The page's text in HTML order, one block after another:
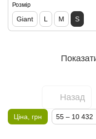
Розмір
Giant L M S
Назад
Ціна, грн 55 – 10 432